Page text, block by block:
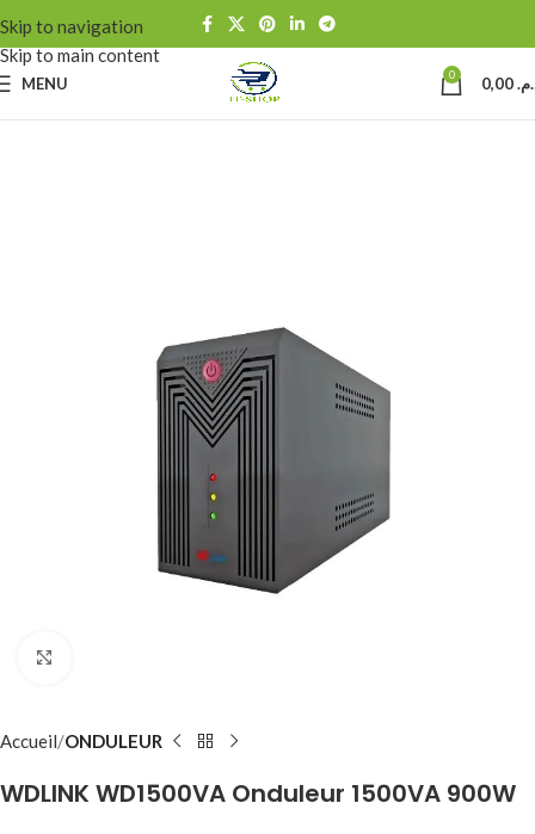
Skip to navigation
Skip to main content
MENU 0
Accueil ONDULEUR
WDLINK WD1500VA Onduleur 1500VA 900W